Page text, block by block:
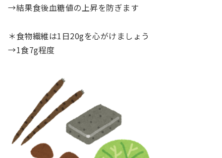
→結果食後血糖値の上昇を防ぎます
＊食物繊維は1日20gを心がけましょう
→1食7g程度